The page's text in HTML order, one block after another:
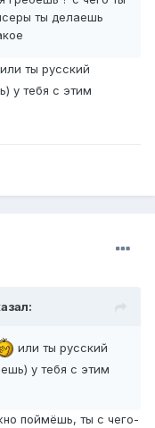
ты делаешь
или ты русский
у тебя с этим
или ты русский
у тебя с этим
поймёшь, ты с чего-